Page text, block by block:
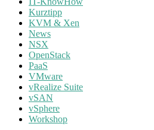
Kurztipp
KVM & Xen
News
NSX
OpenStack
PaaS
VMware
vRealize Suite
vSAN
vSphere
Workshop